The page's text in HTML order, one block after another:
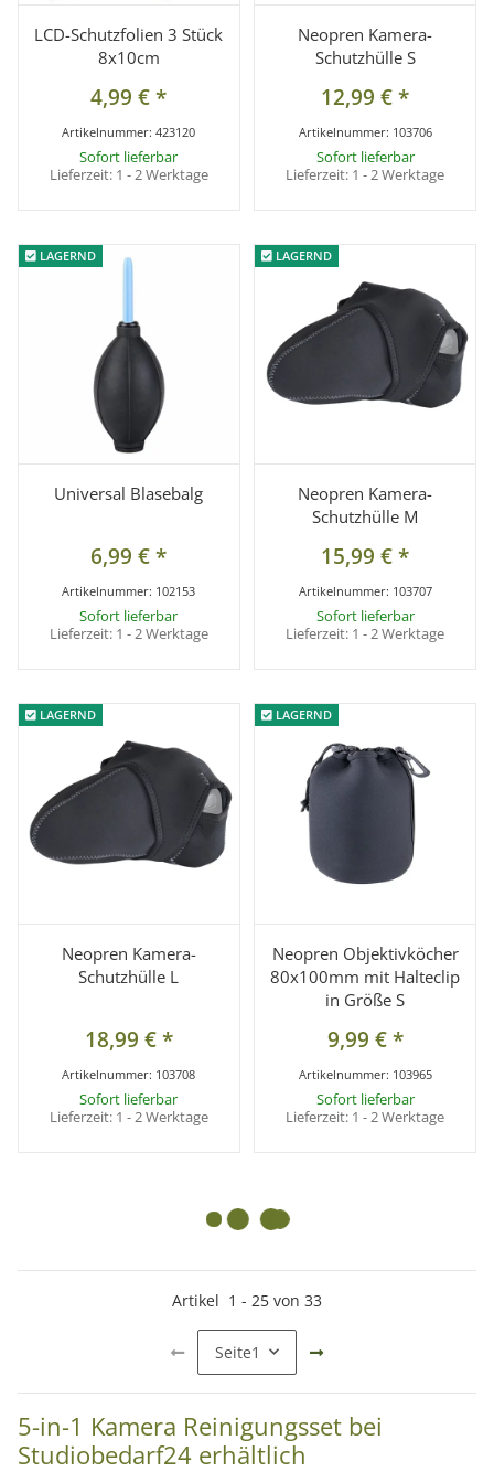
LCD-Schutzfolien 3 Stück
8x10cm
4,99 €*
Artikelnummer:423120
Sofort lieferbar
Lieferzeit: 1 - 2 Werktage
Neopren Kamera-
Schutzhülle S
12,99 €*
Artikelnummer: 103706
Sofort lieferbar
Lieferzeit: 1 - 2 Werktage
LAGERND
LAGERND
Universal Blasebalg
6,99 €*
Artikelnummer: 102153
Sofort lieferbar
Lieferzeit: 1 - 2 Werktage
LAGERND
LAGERND
Neopren Kamera-
Schutzhülle M
15,99 €*
Artikelnummer: 103707
Sofort lieferbar
Lieferzeit: 1 - 2 Werktage
LAGERND
LAGERND
Neopren Kamera-
Schutzhülle L
18,99 €*
Artikelnummer: 103708
Sofort lieferbar
Lieferzeit: 1 - 2 Werktage
LAGERND
LAGERND
Neopren Objektivköcher
80x100mm mit Halteclip
in Größe S
9,99 €*
Artikelnummer: 103965
Sofort lieferbar
Lieferzeit: 1 - 2 Werktage
5in1 Reinigungsset für
DSLR Kamera
Baumwollhandschuhe,
Fotohandschuhe Unisex